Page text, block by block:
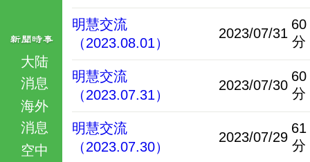
大陆
消息
海外
消息
空中
明慧交流
（2023.08.01）
2023/07/31
60
分
明慧交流
（2023.07.31）
2023/07/30
60
分
明慧交流
（2023.07.30）
2023/07/29
61
分